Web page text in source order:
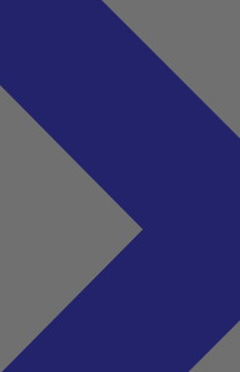
ist für Sie da!